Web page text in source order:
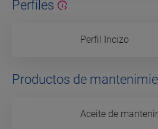
Perfiles
Perfil Incizo
Productos de
Aceite de